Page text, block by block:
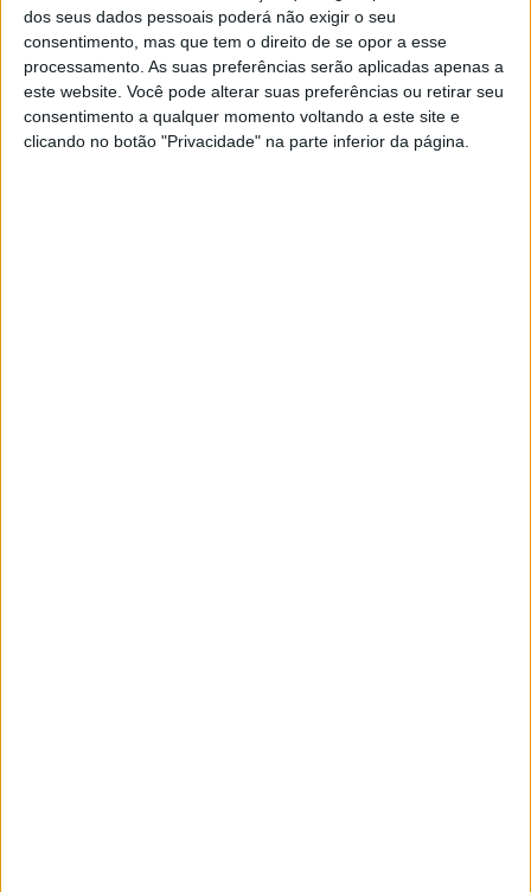
dos seus dados pessoais poderá não exigir o seu
consentimento, mas que tem o direito de se opor a esse
processamento. As suas preferências serão aplicadas apenas a
este website. Você pode alterar suas preferências ou retirar seu
consentimento a qualquer momento voltando a este site e
clicando no botão "Privacidade" na parte inferior da página.
Continuar a ler
Beta Day
Beta Portugal